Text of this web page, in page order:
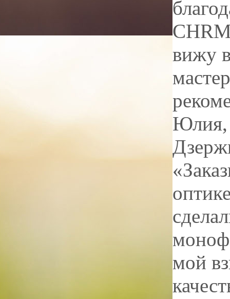
вижу
Юлия,
мой